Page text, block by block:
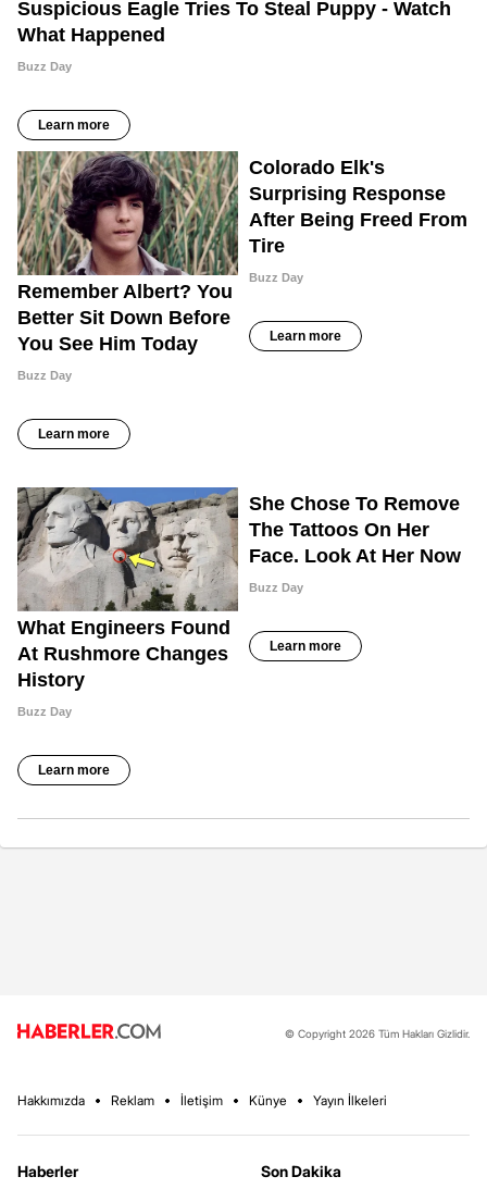
© Copyright 2026 Tüm Hakları Gizlidir.
Hakkımızda Reklam İletişim Künye Yayın İlkeleri
Haberler
Son Dakika